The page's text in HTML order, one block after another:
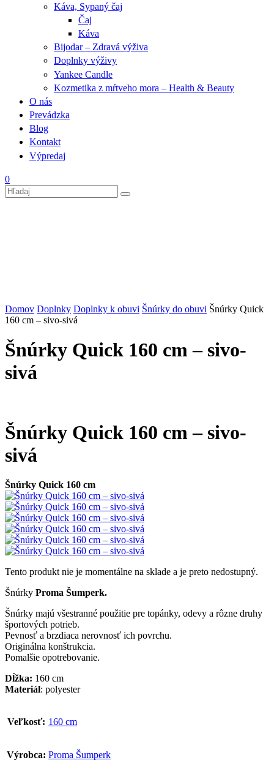
Káva, Sypaný čaj
Čaj
Káva
Bijodar – Zdravá výživa
Doplnky výživy
Yankee Candle
Kozmetika z mŕtveho mora – Health & Beauty
O nás
Prevádzka
Blog
Kontakt
Výpredaj
0
Domov Doplnky Doplnky k obuvi Šnúrky do obuvi Šnúrky Quick
160 cm – sivo-sivá
Šnúrky Quick 160 cm – sivo-
sivá
Šnúrky Quick 160 cm – sivo-
sivá
Šnúrky Quick 160 cm
Tento produkt nie je momentálne na sklade a je preto nedostupný.
Šnúrky Proma Šumperk.
Šnúrky majú všestranné použitie pre topánky, odevy a rôzne druhy
športových potrieb.
Pevnosť a brzdiaca nerovnosť ich povrchu.
Originálna konštrukcia.
Pomalšie opotrebovanie.
Dĺžka: 160 cm
Materiál: polyester
Veľkosť: 160 cm
Výrobca: Proma Šumperk